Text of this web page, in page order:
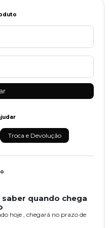
Troca e Devolução
quando chega
hoje , chegará no prazo de